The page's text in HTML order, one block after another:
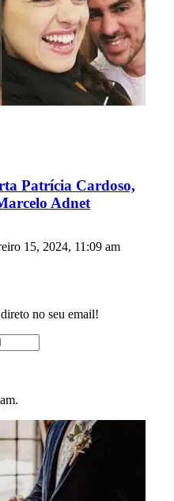
Patrícia Cardoso,
Adnet
15, 2024, 11:09 am
no seu email!